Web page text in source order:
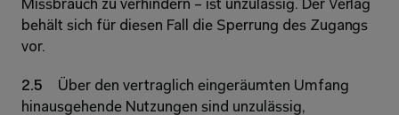
Missbrauch zu verhindern – ist unzulässig. Der Verlag
behält sich für diesen Fall die Sperrung des Zugangs
vor.
2.5 Über den vertraglich eingeräumten Umfang
hinausgehende Nutzungen sind unzulässig,